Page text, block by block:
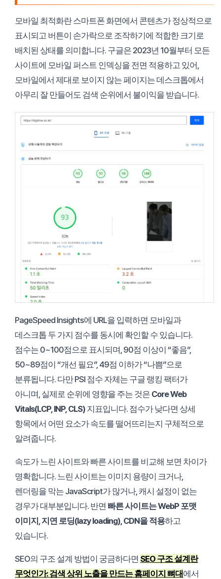
모바일 최적화란 스마트폰 화면에서 콘텐츠가 정상적으로
표시되고 버튼이 손가락으로 조작하기에 적합한 크기로
배치된 상태를 의미합니다. 구글은 2023년 10월부터 모든
사이트에 모바일 퍼스트 인덱싱을 전면 적용하고 있어,
모바일에서 제대로 보이지 않는 페이지는 데스크톱에서
아무리 잘 만들어도 검색 순위에서 불이익을 받습니다.
PageSpeed Insights에 URL을 입력하면 모바일과
데스크톱 두 가지 점수를 동시에 확인할 수 있습니다.
점수는 0~100점으로 표시되며, 90점 이상이 “좋음”,
50~89점이 “개선 필요”, 49점 이하가 “나쁨”으로
분류됩니다. 다만 PSI 점수 자체는 구글 랭킹 팩터가
아니며, 실제로 순위에 영향을 주는 것은 Core Web
Vitals(LCP, INP, CLS) 지표입니다. 점수가 낮다면 상세
항목에서 어떤 요소가 속도를 떨어뜨리는지 구체적으로
알려줍니다.
속도가 느린 사이트와 빠른 사이트를 비교해 보면 차이가
명확합니다. 느린 사이트는 이미지 용량이 크거나,
렌더링을 막는 JavaScript가 많거나, 캐시 설정이 없는
경우가 대부분입니다. 반면 빠른 사이트는 WebP 포맷
이미지, 지연 로딩(lazy loading), CDN을 적용하고
있습니다.
SEO의 구조 설계 방법이 궁금하다면 SEO 구조 설계란
무엇인가: 검색 상위 노출을 만드는 홈페이지 뼈대에서